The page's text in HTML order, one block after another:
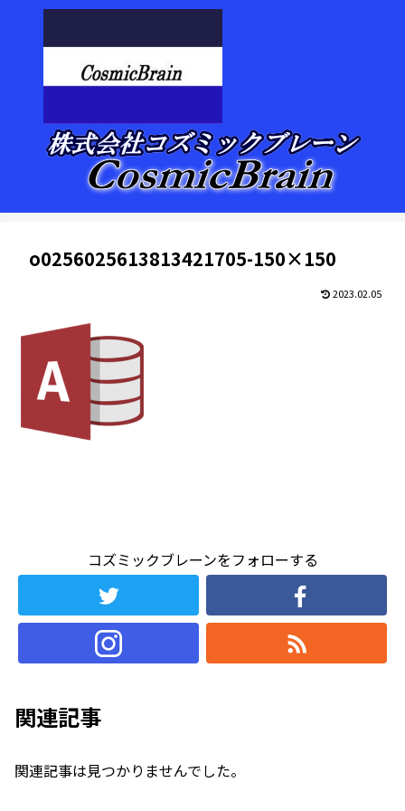
o0256025613813421705-150×150
2023.02.05
コズミックブレーンをフォローする
関連記事
関連記事は見つかりませんでした。